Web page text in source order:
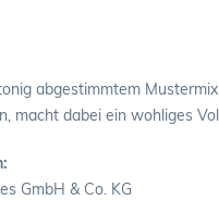
abgestimmtem
macht dabei ein wohliges
GmbH & Co. KG